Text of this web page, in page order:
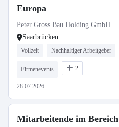
Europa
Peter Gross Bau Holding GmbH
Saarbrücken
Vollzeit Nachhaltiger Arbeitgeber
Firmenevents 2
28.07.2026
Mitarbeitende im Bereich